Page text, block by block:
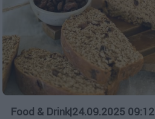
Food & Drink|24.09.2025 09:12